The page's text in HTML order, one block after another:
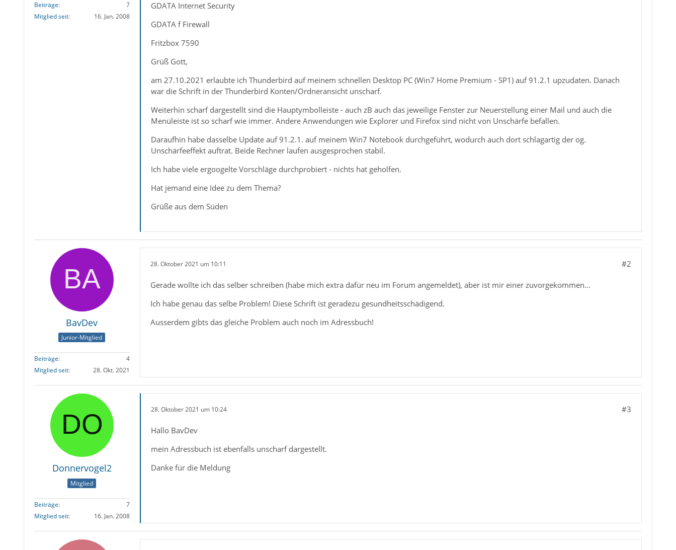
Beiträge
7
Mitglied seit
16. Jan. 2008
GDATA Internet Security
GDATA f Firewall
Fritzbox 7590
Grüß Gott,
am 27.10.2021 erlaubte ich Thunderbird auf meinem schnellen Desktop PC (Win7 Home Premium - SP1) auf 91.2.1 upzudaten. Danach
war die Schrift in der Thunderbird Konten/Ordneransicht unscharf.
Weiterhin scharf dargestellt sind die Hauptymbolleiste - auch zB auch das jeweilige Fenster zur Neuerstellung einer Mail und auch die
Menüleiste ist so scharf wie immer. Andere Anwendungen wie Explorer und Firefox sind nicht von Unschärfe befallen.
Daraufhin habe dasselbe Update auf 91.2.1. auf meinem Win7 Notebook durchgeführt, wodurch auch dort schlagartig der og.
Unschärfeeffekt auftrat. Beide Rechner laufen ausgesprochen stabil.
Ich habe viele ergoogelte Vorschläge durchprobiert - nichts hat geholfen.
Hat jemand eine Idee zu dem Thema?
Grüße aus dem Süden
BavDev
Junior-Mitglied
Beiträge
4
Mitglied seit
28. Okt. 2021
28. Oktober 2021 um 10:11 #2
Gerade wollte ich das selber schreiben (habe mich extra dafür neu im Forum angemeldet), aber ist mir einer zuvorgekommen...
Ich habe genau das selbe Problem! Diese Schrift ist geradezu gesundheitsschädigend.
Ausserdem gibts das gleiche Problem auch noch im Adressbuch!
Donnervogel2
Mitglied
Beiträge
7
Mitglied seit
16. Jan. 2008
28. Oktober 2021 um 10:24 #3
Hallo BavDev
mein Adressbuch ist ebenfalls unscharf dargestellt.
Danke für die Meldung